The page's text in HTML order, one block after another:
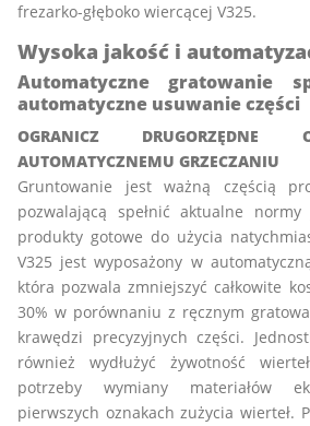
frezarko-głęboko wiercącej V325.
Wysoka jakość i
Automatyczne gratowanie
automatyczne usuwanie części
OGRANICZ DRUGORZĘDNE
AUTOMATYCZNEMU GRZECZANIU
Gruntowanie jest ważną częścią
pozwalającą spełnić aktualne
produkty gotowe do użycia
V325 jest wyposażony w
która pozwala zmniejszyć całkowite
30% w porównaniu z ręcznym
krawędzi precyzyjnych części.
również wydłużyć żywotność
potrzeby wymiany materiałów
pierwszych oznakach zużycia wierteł.